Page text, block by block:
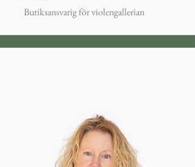
Butiksansvarig för violengallerian